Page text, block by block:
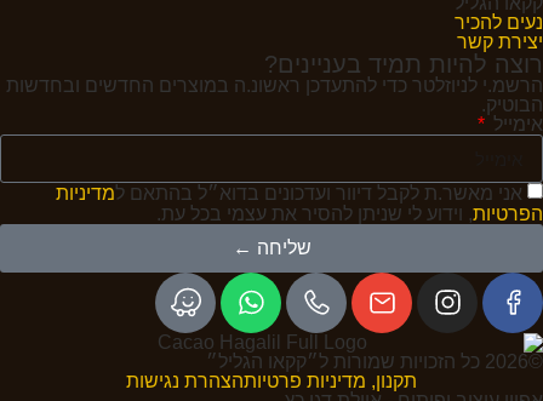
נעים להכיר
יצירת קשר
רוצה להיות תמיד בעניינים?
הרשמ.י לניוזלטר כדי להתעדכן ראשונ.ה במוצרים החדשים ובחדשות
הבוטיק.
אימייל
אני מאשר.ת לקבל דיוור ועדכונים בדוא״ל בהתאם למדיניות
הפרטיות, וידוע לי שניתן להסיר את עצמי בכל עת.
שליחה ←
©2026 כל הזכויות שמורות ל״קקאו הגליל״
תקנון, מדיניות פרטיותהצהרת נגישות